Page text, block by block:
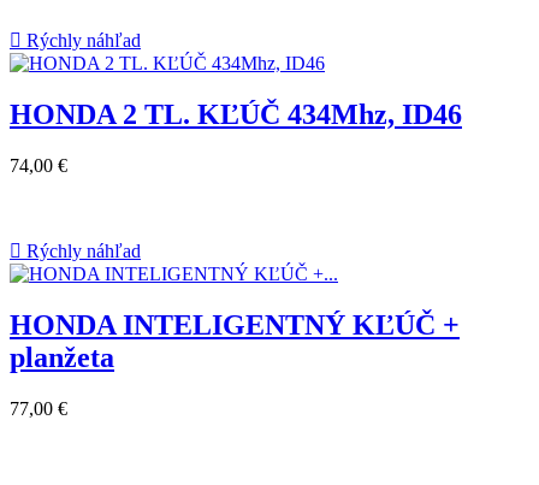
 Rýchly náhľad
HONDA 2 TL. KĽÚČ 434Mhz, ID46
74,00 €
 Rýchly náhľad
HONDA INTELIGENTNÝ KĽÚČ +
planžeta
77,00 €